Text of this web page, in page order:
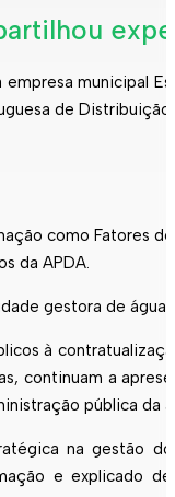
municipal
de
como Fatores
da APDA.
gestora de
à
continuam a
pública
na gestão
e explicado